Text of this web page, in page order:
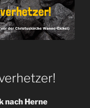
nach Herne